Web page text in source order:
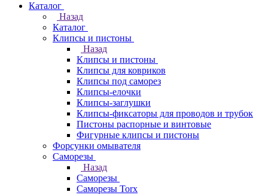
Каталог
Назад
Каталог
Клипсы и пистоны
Назад
Клипсы и пистоны
Клипсы для ковриков
Клипсы под саморез
Клипсы-елочки
Клипсы-заглушки
Клипсы-фиксаторы для проводов и трубок
Пистоны распорные и винтовые
Фигурные клипсы и пистоны
Форсунки омывателя
Саморезы
Назад
Саморезы
Саморезы Torx